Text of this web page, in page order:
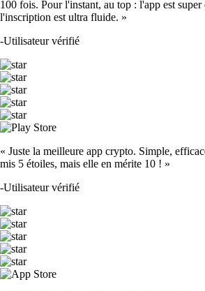
100 fois. Pour l'instant, au top : l'app est
l'inscription est ultra fluide. »
-Utilisateur vérifié
« Juste la meilleure app crypto. Simple,
mis 5 étoiles, mais elle en mérite 10 ! »
-Utilisateur vérifié